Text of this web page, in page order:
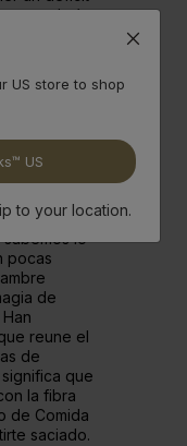
calorías
entre 500
250
un
cantidad
es
lo
pocas
de
reune el
de
que
la fibra
de Comida
saciado.
US store to shop
US
to your location.